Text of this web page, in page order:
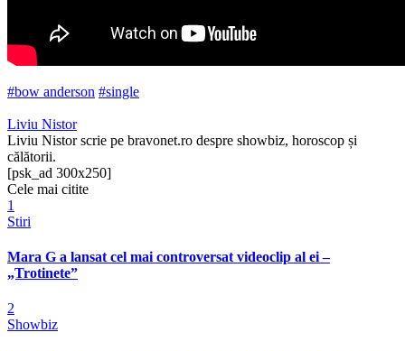
#bow anderson #single
Liviu Nistor
Liviu Nistor scrie pe bravonet.ro despre showbiz, horoscop și
călătorii.
[psk_ad 300x250]
Cele mai citite
1
Stiri
Mara G a lansat cel mai controversat videoclip al ei –
„Trotinete”
2
Showbiz